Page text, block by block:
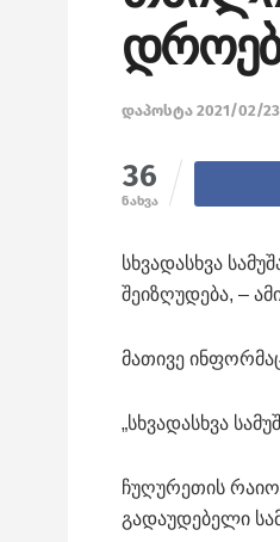
დაპოსტა 2021/02/
36
ნახვა
სხვადასხვა
შეიზღუდება, –
მათივე
„სხვადასხვა
ჩუღურეთის
გადაუდებელი